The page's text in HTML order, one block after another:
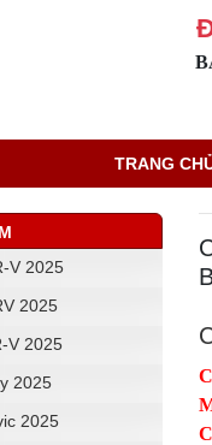
TRANG
V 2025
2025
V 2025
2025
2025